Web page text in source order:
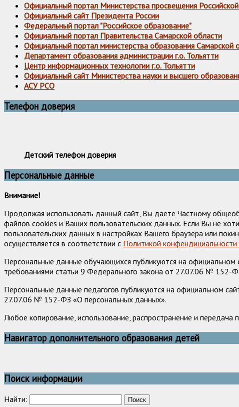
Официальный портал Министерства просвещения
Официальный сайт Президента России
Федеральный портал "Российское образование"
Официальный портал Правительства Самарской области
Официальный портал министерства образования Самарской
Департамент образования администрации г.о. Тольятти
Центр информационных технологии г.о. Тольятти
Официальный сайт Министерства науки и высшего
АСУ РСО
Телефон доверия
Детский телефон доверия
Персональные данные
Внимание!
Продолжая использовать данный сайт, Вы даете Частному
файлов cookies и Ваших пользовательских данных. Если Вы не
пользовательских данных в настройках Вашего браузера или
осуществляется в соответствии с Политикой
Персональные данные обучающихся публикуются на официальном
требованиями статьи 9 Федерального закона от 27.07.06 № 152-
Персональные данные педагогов публикуются на официальном
27.07.06 № 152-ФЗ «О персональных данных».
Любое копирование, использование, распространение и
Навигатор дополнительного образования детей
Поиск информации
Найти: